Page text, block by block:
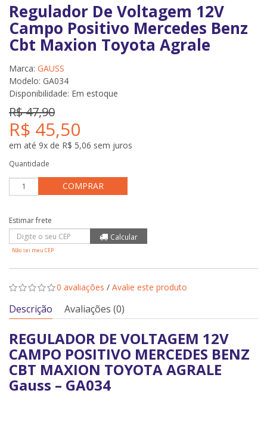
Regulador De Voltagem 12V
Campo Positivo Mercedes Benz
Cbt Maxion Toyota Agrale
Marca: GAUSS
Modelo: GA034
Disponibilidade: Em estoque
R$ 47,90
R$ 45,50
em até 9x de R$ 5,06 sem juros
Quantidade
COMPRAR
Não sei meu CEP
0 avaliações / Avalie este produto
Descrição Avaliações (0)
REGULADOR DE VOLTAGEM 12V
CAMPO POSITIVO MERCEDES BENZ
CBT MAXION TOYOTA AGRALE
Gauss – GA034